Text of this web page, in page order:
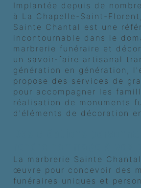
Implantée depuis de
à La Chapelle-Saint-
Sainte Chantal est une
incontournable dans le
marbrerie funéraire et
un savoir-faire artisanal
génération en génération,
propose des services de
pour accompagner les
réalisation de monuments
d'éléments de décoration
La marbrerie Sainte
œuvre pour concevoir des
funéraires uniques et